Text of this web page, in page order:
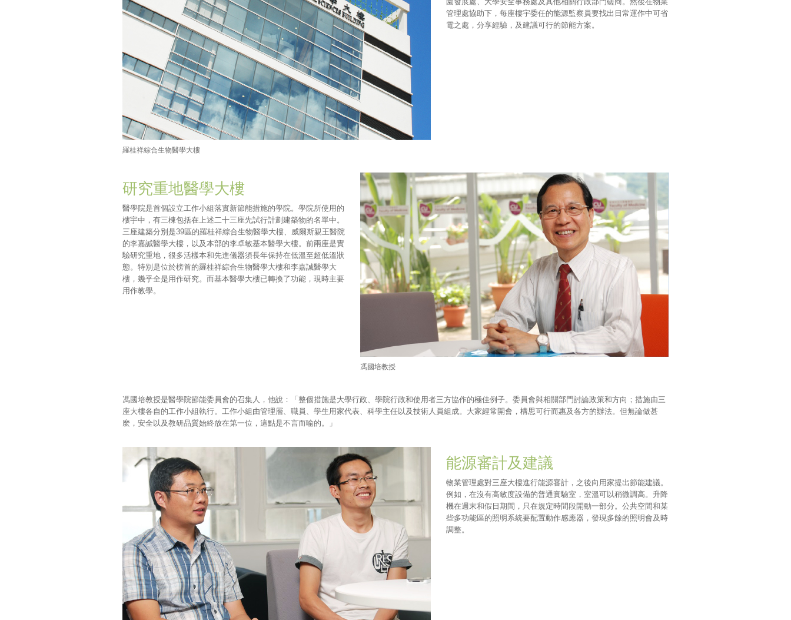
羅桂祥綜合生物醫學大樓
管理處協助下，每座樓宇委任的能源監察員要找出日常運作中可省
電之處，分享經驗，及建議可行的節能方案。
研究重地醫學大樓
醫學院是首個設立工作小組落實新節能措施的學院。學院所使用的
樓宇中，有三棟包括在上述二十三座先試行計劃建築物的名單中。
三座建築分別是39區的羅桂祥綜合生物醫學大樓、威爾斯親王醫院
的李嘉誠醫學大樓，以及本部的李卓敏基本醫學大樓。前兩座是實
驗研究重地，很多活樣本和先進儀器須長年保持在低溫至超低溫狀
態。特別是位於榜首的羅桂祥綜合生物醫學大樓和李嘉誠醫學大
樓，幾乎全是用作研究。而基本醫學大樓已轉換了功能，現時主要
用作教學。
馮國培教授
馮國培教授是醫學院節能委員會的召集人，他說：「整個措施是大學行政、學院行政和使用者三方協作的極佳例子。委員會與相關部門討論政策和方向；措施由三
座大樓各自的工作小組執行。工作小組由管理層、職員、學生用家代表、科學主任以及技術人員組成。大家經常開會，構思可行而惠及各方的辦法。但無論做甚
麼，安全以及教研品質始終放在第一位，這點是不言而喻的。」
能源審計及建議
物業管理處對三座大樓進行能源審計，之後向用家提出節能建議。
例如，在沒有高敏度設備的普通實驗室，室溫可以稍微調高。升降
機在週末和假日期間，只在規定時間段開動一部分。公共空間和某
些多功能區的照明系統要配置動作感應器，發現多餘的照明會及時
調整。